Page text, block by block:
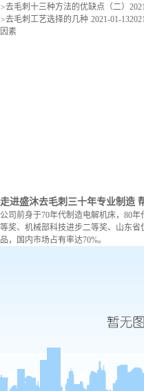
>去毛刺十三种方法的优缺点（二）
2021-01-13
>去毛刺工艺选择的几种
因素
走进盛沐去毛刺 三十年专业制造
公司前身于70年代制造电解机床，80
等奖、机械部科技进步二等奖、山东
品，国内市场占有率达70%。